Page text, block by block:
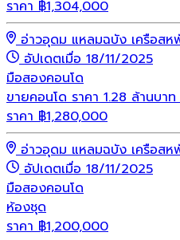
ราคา ฿1,304,000
อ่าวอุดม แหลมฉบัง เครือส
อัปเดตเมื่อ 18/11/2025
มือสองคอนโด
ขายคอนโด ราคา 1.28 ล้านบาท
ราคา ฿1,280,000
อ่าวอุดม แหลมฉบัง เครือส
อัปเดตเมื่อ 18/11/2025
มือสองคอนโด
ห้องชุด
ราคา ฿1,200,000